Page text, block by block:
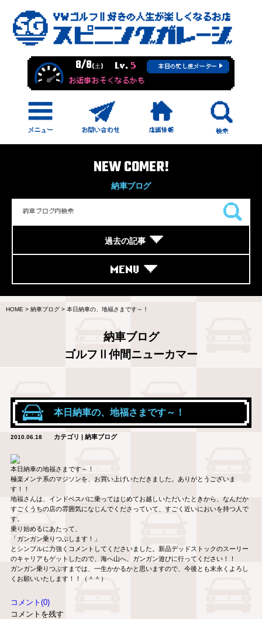
8/8(土) Lv. 5 本日の忙し度メーター
お返事おそくなるかも
NEW COMER!
納車ブログ
過去の記事
MENU
HOME > 納車ブログ > 本日納車の、地福さまです～！
納車ブログ
ゴルフⅡ仲間ニューカマー
本日納車の、地福さまです～！
2010.06.18 カテゴリ | 納車ブログ
本日納車の地福さまです～！
極楽メンテ系のマジソンを、お買い上げいただきました。ありがとうございま
す！！
地福さんは、インドベスパに乗ってはじめてお越しいただいたときから、なんだか
すごくうちの店の雰囲気になじんでくださっていて、すごく近いにおいを持つ人で
す。
乗り始めるにあたって、
「ガンガン乗りつぶします！」
とシンプルに力強くコメントしてくださいました。新品デッドストックのスーリー
のキャリアもゲットしたので、海へ山へ、ガンガン遊びに行ってください！！
ガンガン乗りつぶすまでは、一生かかるかと思いますので、今後とも末永くよろし
くお願いいたします！！（＾＾）
コメント(0)
コメントを残す